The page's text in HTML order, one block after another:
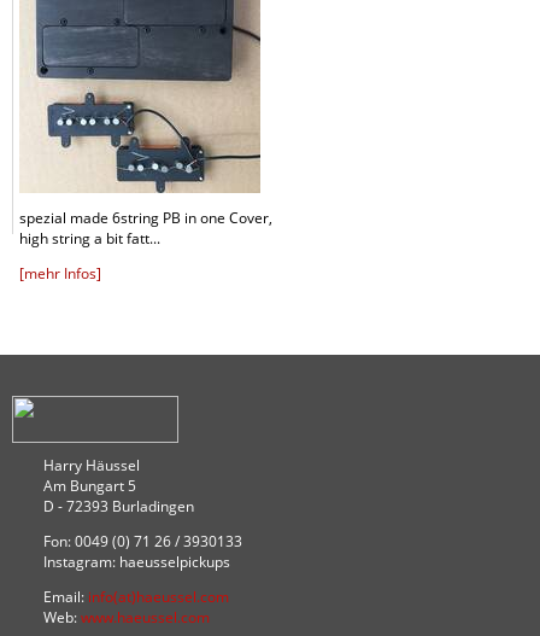
spezial made 6string PB in one Cover,
high string a bit fatt...
[mehr Infos]
Harry Häussel
Am Bungart 5
D - 72393 Burladingen
Fon: 0049 (0) 71 26 / 3930133
Instagram: haeusselpickups
Email: info(at)haeussel.com
Web:www.haeussel.com